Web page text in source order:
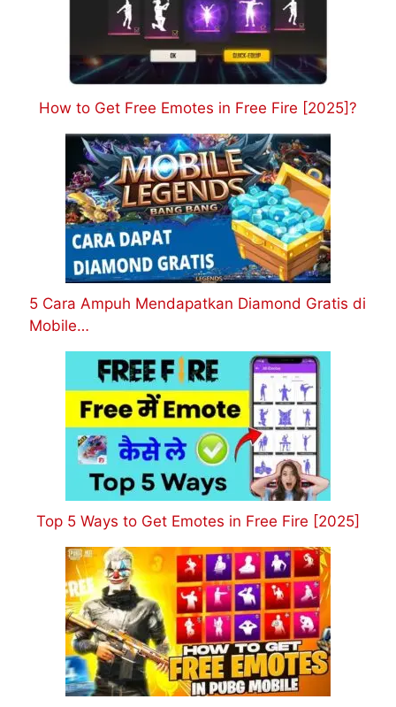
How to Get Free Emotes in Free Fire [2025]?
5 Cara Ampuh Mendapatkan Diamond Gratis di
Mobile…
Top 5 Ways to Get Emotes in Free Fire [2025]